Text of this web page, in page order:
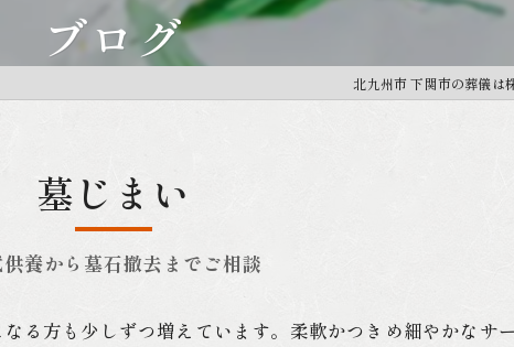
ブログ
北九州市 下関市の葬儀は
墓じまい
養から墓石撤去までご相談
る方も少しずつ増えています。柔軟かつきめ細やかなサ